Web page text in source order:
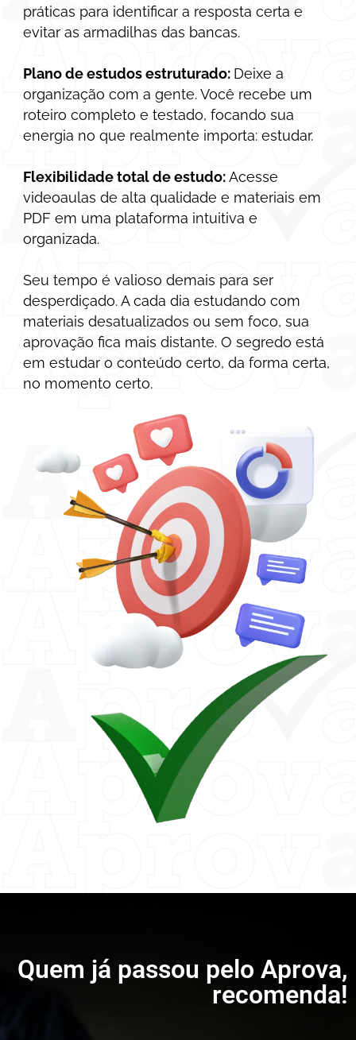
práticas para identificar a resposta certa e
evitar as armadilhas das bancas.
Plano de estudos estruturado: Deixe a
organização com a gente. Você recebe um
roteiro completo e testado, focando sua
energia no que realmente importa: estudar.
Flexibilidade total de estudo:Acesse
videoaulas de alta qualidade e materiais em
PDF em uma plataforma intuitiva e
organizada.
Seu tempo é valioso demais para ser
desperdiçado. A cada dia estudando com
materiais desatualizados ou sem foco, sua
aprovação fica mais distante. O segredo está
em estudar o conteúdo certo, da forma certa,
no momento certo.
Quem já passou pelo Aprova,
recomenda!